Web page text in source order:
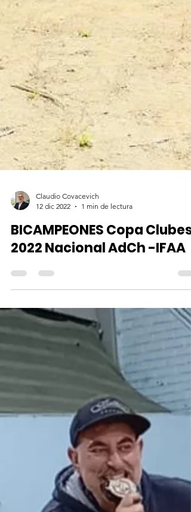
12 dic 2022
1 min de lectura
BICAMPEONES Copa Clubes
2022 Nacional AdCh -IFAA